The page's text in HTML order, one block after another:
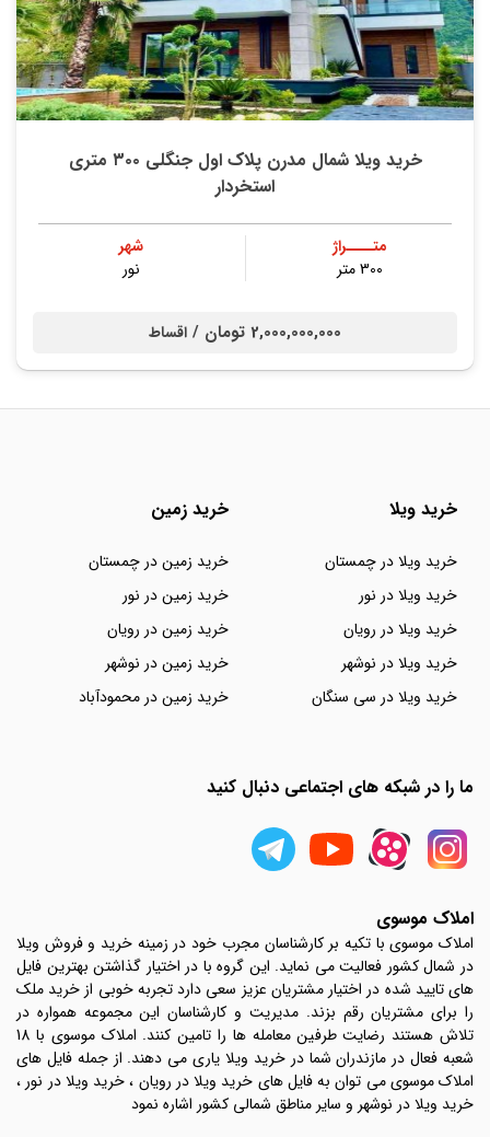
خرید ویلا شمال مدرن پلاک اول جنگلی ۳۰۰ متری
استخردار
متــــراژ
300 متر
شهر
نور
2,000,000,000 تومان / اقساط
خرید ویلا
خرید ویلا در چمستان
خرید ویلا در نور
خرید ویلا در رویان
خرید ویلا در نوشهر
خرید ویلا در سی سنگان
خرید زمین
خرید زمین در چمستان
خرید زمین در نور
خرید زمین در رویان
خرید زمین در نوشهر
خرید زمین در محمودآباد
ما را در شبکه های اجتماعی دنبال کنید
املاک موسوی
املاک موسوی با تکیه بر کارشناسان مجرب خود در زمینه خرید و فروش ویلا
در شمال کشور فعالیت می نماید. این گروه با در اختیار گذاشتن بهترین فایل
های تایید شده در اختیار مشتریان عزیز سعی دارد تجربه خوبی از خرید ملک
را برای مشتریان رقم بزند. مدیریت و کارشناسان این مجموعه همواره در
تلاش هستند رضایت طرفین معامله ها را تامین کنند. املاک موسوی با 18
شعبه فعال در مازندران شما در خرید ویلا یاری می دهند. از جمله فایل های
املاک موسوی می توان به فایل های خرید ویلا در رویان ، خرید ویلا در نور ،
خرید ویلا در نوشهر و سایر مناطق شمالی کشور اشاره نمود